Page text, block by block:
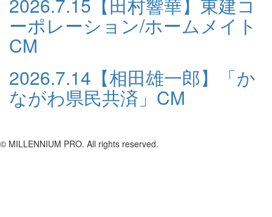
ーポレーション/ホームメイト
CM
2026.7.14 【相田雄一郎】「か
ながわ県民共済」CM
© MILLENNIUM PRO. All rights reserved.